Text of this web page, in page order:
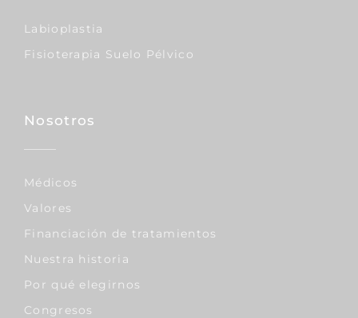
Labioplastia
Fisioterapia Suelo Pélvico
Nosotros
Médicos
Valores
Financiación de tratamientos
Nuestra historia
Por qué elegirnos
Congresos